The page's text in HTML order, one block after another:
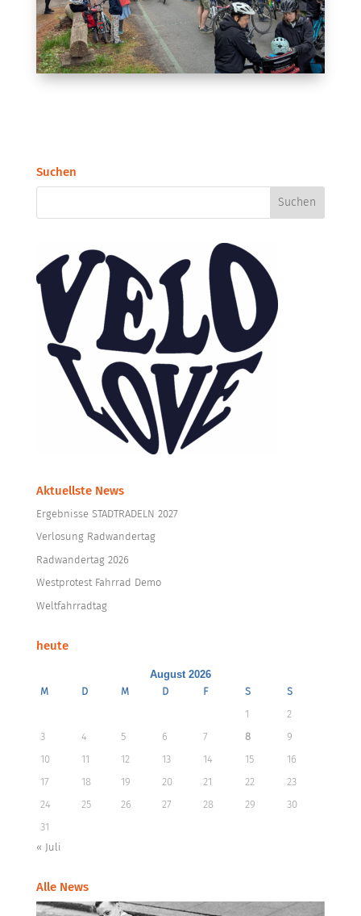
Suchen
Aktuellste News
Ergebnisse STADTRADELN 2027
Verlosung Radwandertag
Radwandertag 2026
Westprotest Fahrrad Demo
Weltfahrradtag
heute
August 2026
M
D M D F S
S
1
2
3
4 5 6 7 8
9
10
11 12 13 14 15
16
17
18 19 20 21 22
23
24
25 26 27 28 29
30
31
« Juli
Alle News